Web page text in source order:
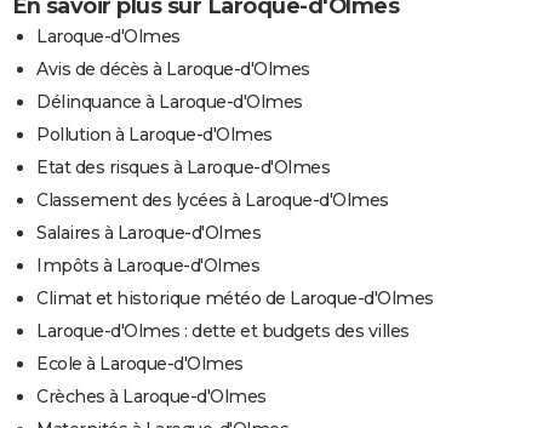
En savoir plus sur Laroque-d'Olmes
Laroque-d'Olmes
Avis de décès à Laroque-d'Olmes
Délinquance à Laroque-d'Olmes
Pollution à Laroque-d'Olmes
Etat des risques à Laroque-d'Olmes
Classement des lycées à Laroque-d'Olmes
Salaires à Laroque-d'Olmes
Impôts à Laroque-d'Olmes
Climat et historique météo de Laroque-d'Olmes
Laroque-d'Olmes : dette et budgets des villes
Ecole à Laroque-d'Olmes
Crèches à Laroque-d'Olmes